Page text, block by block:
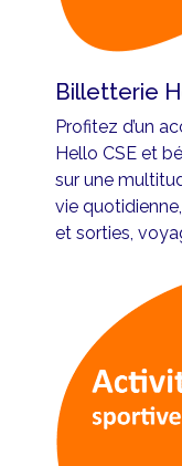
Billetterie
Profitez d’un
Hello CSE et
sur une
vie
et sorties,